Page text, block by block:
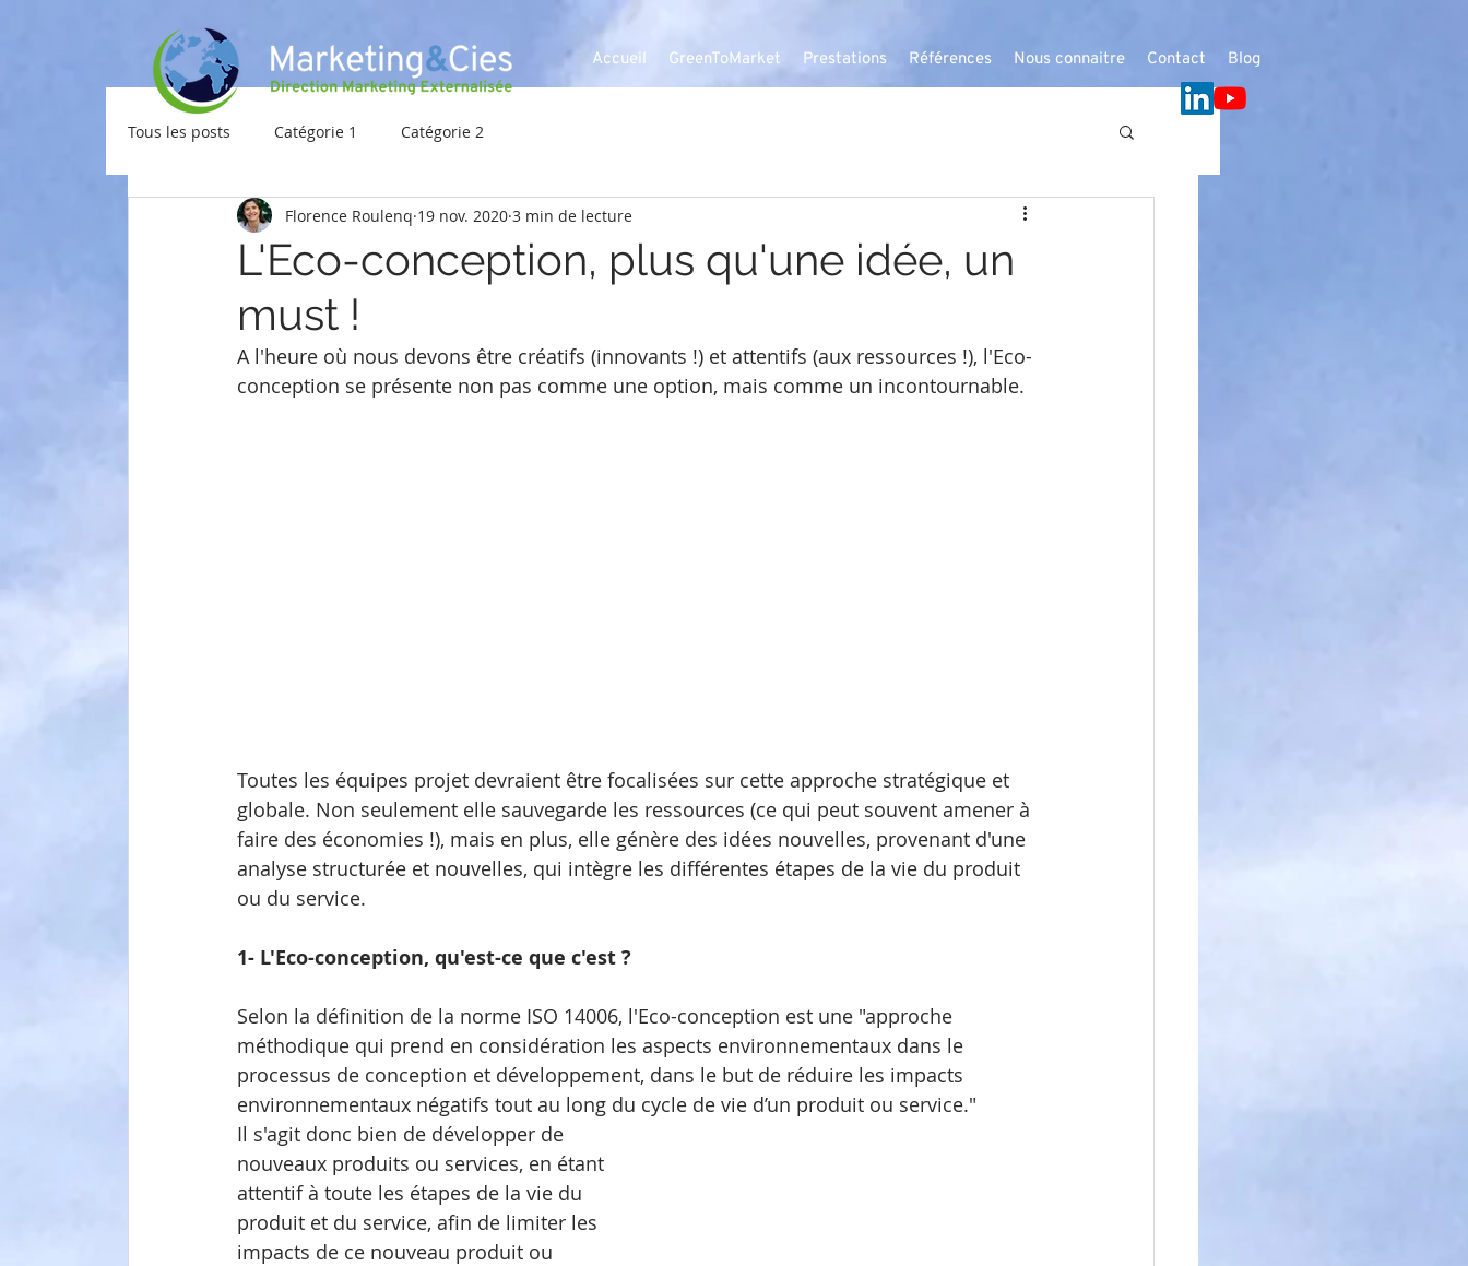
Accueil GreenToMarket Prestations Références Nous connaitre Contact Blog
Tous les posts Catégorie 1 Catégorie 2
L'Eco-conception, plus qu'une idée, un
must !
Florence Roulenq 19 nov. 2020 3 min de lecture
A l'heure où nous devons être créatifs (innovants !) et attentifs (aux ressources !), l'Eco-
conception se présente non pas comme une option, mais comme un incontournable.
Toutes les équipes projet devraient être focalisées sur cette approche stratégique et
globale. Non seulement elle sauvegarde les ressources (ce qui peut souvent amener à
faire des économies !), mais en plus, elle génère des idées nouvelles, provenant d'une
analyse structurée et nouvelles, qui intègre les différentes étapes de la vie du produit
ou du service.
1- L'Eco-conception, qu'est-ce que c'est ?
Selon la définition de la norme ISO 14006, l'Eco-conception est une "approche
méthodique qui prend en considération les aspects environnementaux dans le
processus de conception et développement, dans le but de réduire les impacts
environnementaux négatifs tout au long du cycle de vie d’un produit ou service."
Il s'agit donc bien de développer de
nouveaux produits ou services, en étant
attentif à toute les étapes de la vie du
produit et du service, afin de limiter les
impacts de ce nouveau produit ou